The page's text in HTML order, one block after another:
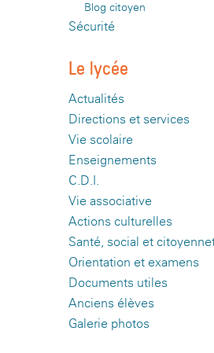
Blog citoyen
Sécurité
Le lycée
Actualités
Directions et services
Vie scolaire
Enseignements
C.D.I.
Vie associative
Actions culturelles
Santé, social et
Orientation et examens
Documents utiles
Anciens élèves
Galerie photos